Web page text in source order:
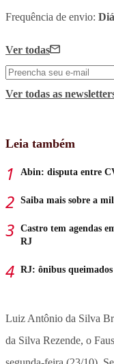
Frequência de envio:
Ver todas
Ver todas as
Leia também
Abin: disputa entre
Saiba mais sobre a
Castro tem agendas
RJ
RJ: ônibus
Luiz Antônio da Silva
da Silva Rezende, o